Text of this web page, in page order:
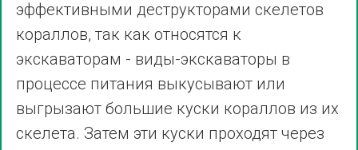
эффективными деструкторами скелетов
кораллов, так как относятся к
экскаваторам - виды-экскаваторы в
процессе питания выкусывают или
выгрызают большие куски кораллов из их
скелета. Затем эти куски проходят через